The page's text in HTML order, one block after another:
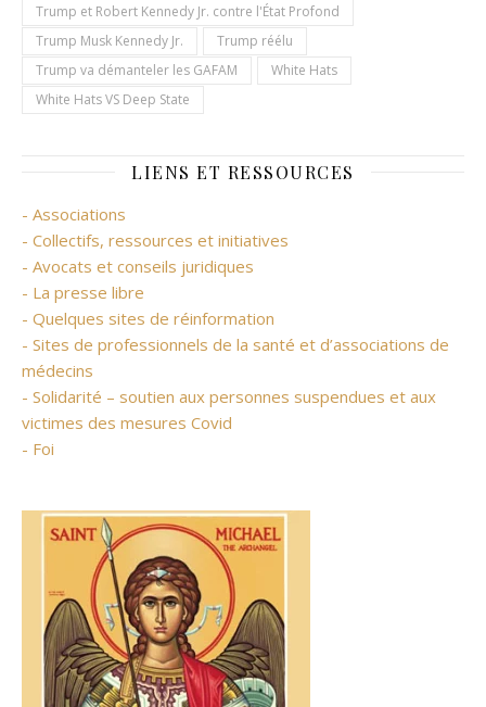
Trump et Robert Kennedy Jr. contre l'État Profond
Trump Musk Kennedy Jr.
Trump réélu
Trump va démanteler les GAFAM
White Hats
White Hats VS Deep State
LIENS ET RESSOURCES
- Associations
- Collectifs, ressources et initiatives
- Avocats et conseils juridiques
- La presse libre
- Quelques sites de réinformation
- Sites de professionnels de la santé et d’associations de
médecins
- Solidarité – soutien aux personnes suspendues et aux
victimes des mesures Covid
- Foi